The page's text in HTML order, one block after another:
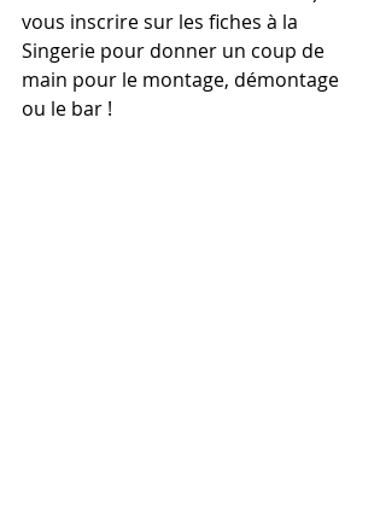
vous inscrire sur les fiches à la
Singerie pour donner un coup de
main pour le montage, démontage
ou le bar !